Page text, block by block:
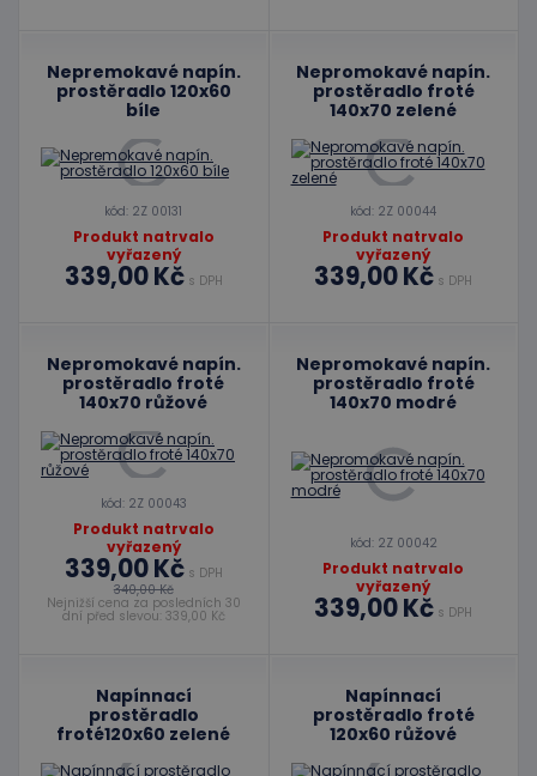
Nepremokavé napín.
prostěradlo 120x60
bíle
kód: 2Z 00131
Produkt natrvalo
vyřazený
339,00 Kčs DPH
Nepromokavé napín.
prostěradlo froté
140x70 zelené
kód: 2Z 00044
Produkt natrvalo
vyřazený
339,00 Kč s DPH
Nepromokavé napín.
prostěradlo froté
140x70 růžové
kód: 2Z 00043
Produkt natrvalo
vyřazený
339,00 Kčs DPH
340,00 Kč
Nejnižší cena za posledních 30
dní před slevou: 339,00 Kč
Nepromokavé napín.
prostěradlo froté
140x70 modré
kód: 2Z 00042
Produkt natrvalo
vyřazený
339,00 Kč s DPH
Napínnací
prostěradlo
froté120x60 zelené
Napínnací
prostěradlo froté
120x60 růžové